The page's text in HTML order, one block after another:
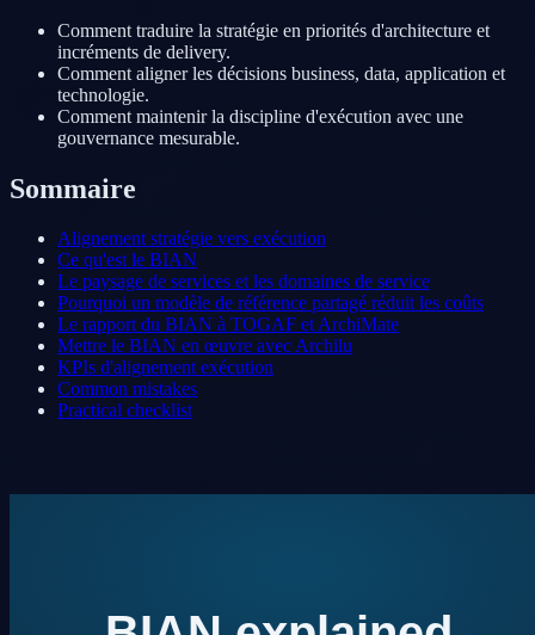
Comment traduire la stratégie en priorités d'architecture et
incréments de delivery.
Comment aligner les décisions business, data, application et
technologie.
Comment maintenir la discipline d'exécution avec une
gouvernance mesurable.
Sommaire
Alignement stratégie vers exécution
Ce qu'est le BIAN
Le paysage de services et les domaines de service
Pourquoi un modèle de référence partagé réduit les coûts
Le rapport du BIAN à TOGAF et ArchiMate
Mettre le BIAN en œuvre avec Archilu
KPIs d'alignement exécution
Common mistakes
Practical checklist